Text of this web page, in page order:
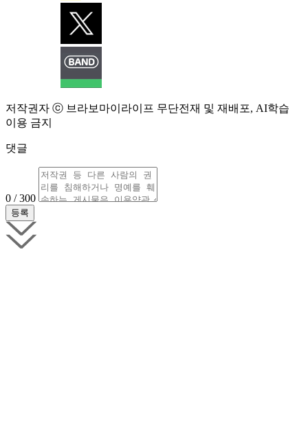
저작권자 ⓒ 브라보마이라이프 무단전재 및 재배포, AI학습
이용 금지
댓글
0 / 300